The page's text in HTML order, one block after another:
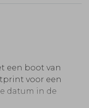
een boot van
voor een
datum in de